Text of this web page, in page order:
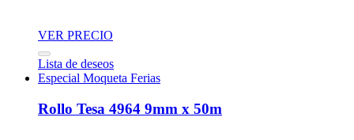
VER PRECIO
Lista de deseos
Especial Moqueta Ferias
Rollo Tesa 4964 9mm x 50m